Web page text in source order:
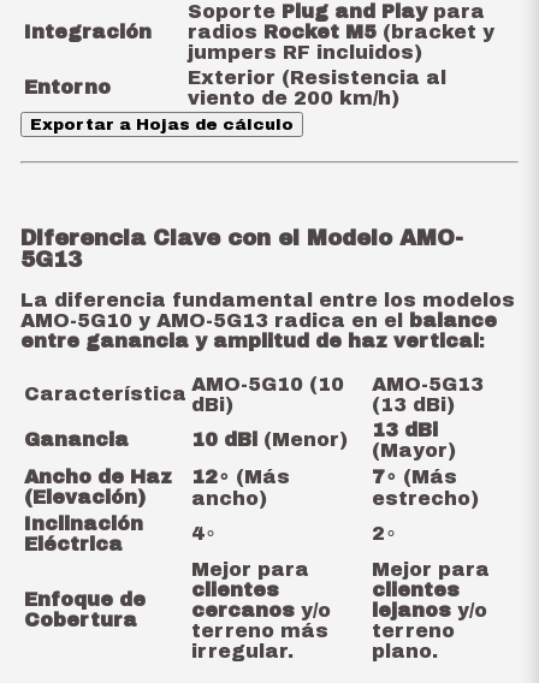
Integración
Soporte Plug and Playpara
radios Rocket M5(bracket y
jumpers RF incluidos)
Entorno
Exterior (Resistencia al
viento de 200km/h)
Exportar a Hojas de cálculo
Diferencia Clave con el Modelo AMO-
5G13
La diferencia fundamental entre los modelos
AMO-5G10 y AMO-5G13 radica en el
balance
entre ganancia y amplitud de haz vertical :
Característica AMO-5G10 (10
dBi)
AMO-5G13
(13 dBi)
Ganancia
10dBi (Menor) 13dBi
(Mayor)
Ancho de Haz
(Elevación)
12∘ (Más
ancho)
7∘ (Más
estrecho)
Inclinación
Eléctrica
4∘ 2∘
Enfoque de
Cobertura
Mejor para
clientes
cercanosy/o
terreno más
irregular.
Mejor para
clientes
lejanosy/o
terreno
plano.